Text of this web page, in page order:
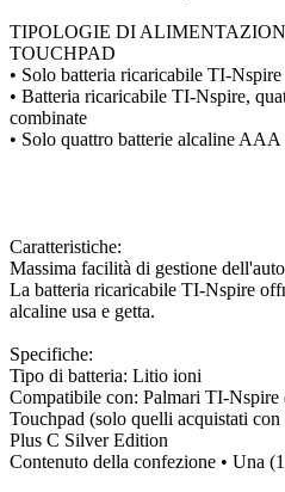
TIPOLOGIE DI
TOUCHPAD
• Solo batteria ricaricabile TI-Nspire
• Batteria ricaricabile TI-Nspire,
combinate
• Solo quattro batterie alcaline
Caratteristiche:
Massima facilità di gestione
La batteria ricaricabile TI-Nspire
alcaline usa e getta.
Specifiche:
Tipo di batteria: Litio ioni
Compatibile con: Palmari TI-
Touchpad (solo quelli acquistati
Plus C Silver Edition
Contenuto della confezione • Una